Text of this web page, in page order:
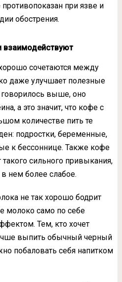
при язве и
обострения.
сочетаются между
даже улучшает полезные
выше, оно
а это значит, что кофе с
количестве пить те
подростки, беременные,
к бессоннице. Также кофе
сильного привыкания,
нем более слабое.
не так хорошо бодрит
молоко само по себе
Тем, кто хочет
выпить обычный черный
побаловать себя напитком